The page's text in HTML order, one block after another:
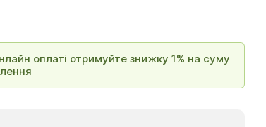
оплаті отримуйте знижку 1% на суму